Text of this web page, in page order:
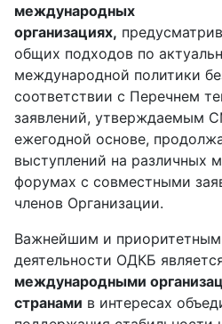
международных
организациях,
общих подходов по
международной политики
соответствии с Перечнем
заявлений, утверждаемым
ежегодной основе,
выступлений на различных
форумах с совместными
членов Организации.
Важнейшим и приоритетным
деятельности ОДКБ
международными
странами в интересах